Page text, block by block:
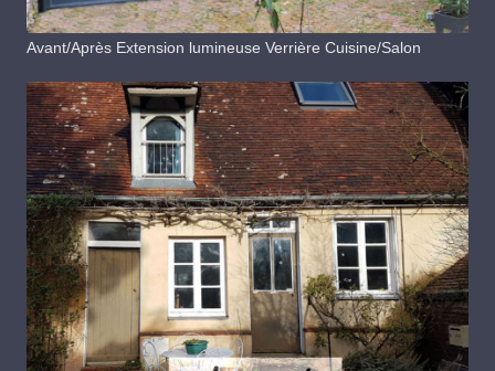
Avant/Après Extension lumineuse Verrière Cuisine/Salon